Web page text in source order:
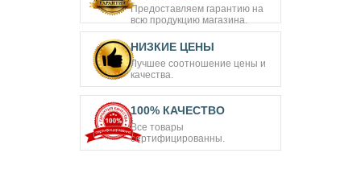
Предоставляем гарантию на
всю продукцию магазина.
НИЗКИЕ ЦЕНЫ
Лучшее соотношение цены и
качества.
100% КАЧЕСТВО
Все товары
сертифицированны.